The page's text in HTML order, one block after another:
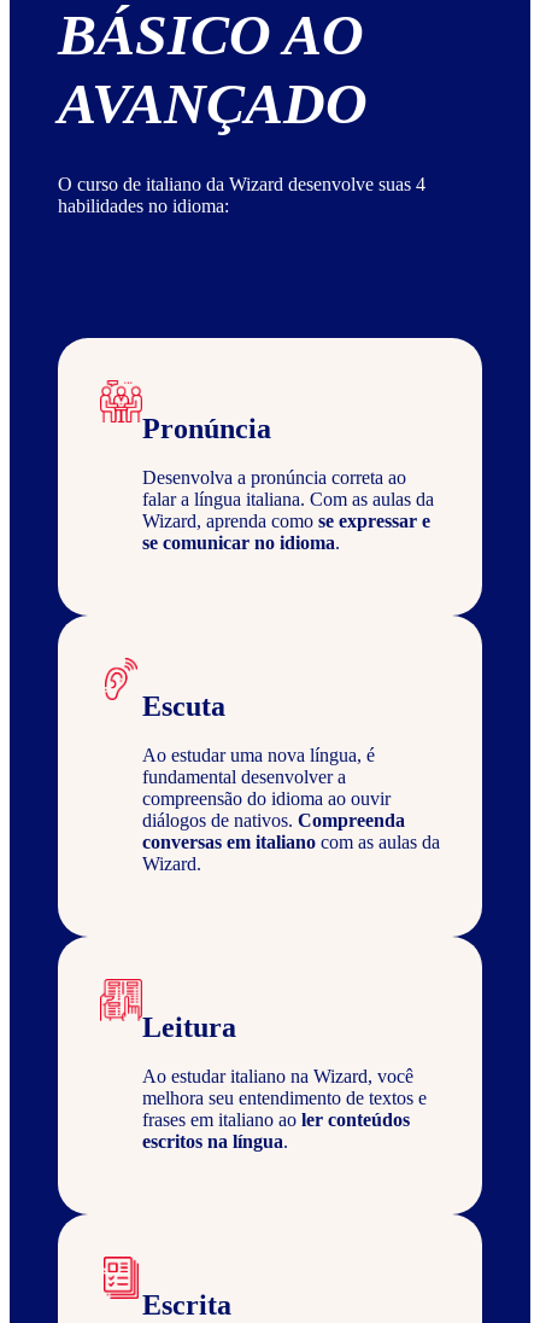
BÁSICO AO
AVANÇADO
O curso de italiano da Wizard desenvolve suas 4
habilidades no idioma:
Pronúncia
Desenvolva a pronúncia correta ao
falar a língua italiana. Com as aulas da
Wizard, aprenda como se expressar e
se comunicar no idioma.
Escuta
Ao estudar uma nova língua, é
fundamental desenvolver a
compreensão do idioma ao ouvir
diálogos de nativos. Compreenda
conversas em italiano com as aulas da
Wizard.
Leitura
Ao estudar italiano na Wizard, você
melhora seu entendimento de textos e
frases em italiano ao ler conteúdos
escritos na língua.
Escrita